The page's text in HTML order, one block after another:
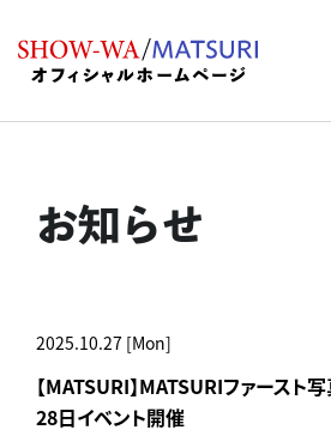
お知らせ
2025.10.27 [Mon]
【MATSURI】MATSURIファース
28日イベント開催